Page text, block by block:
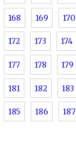
168 169 170
172 173 174
177 178 179
181 182 183
185 186 187